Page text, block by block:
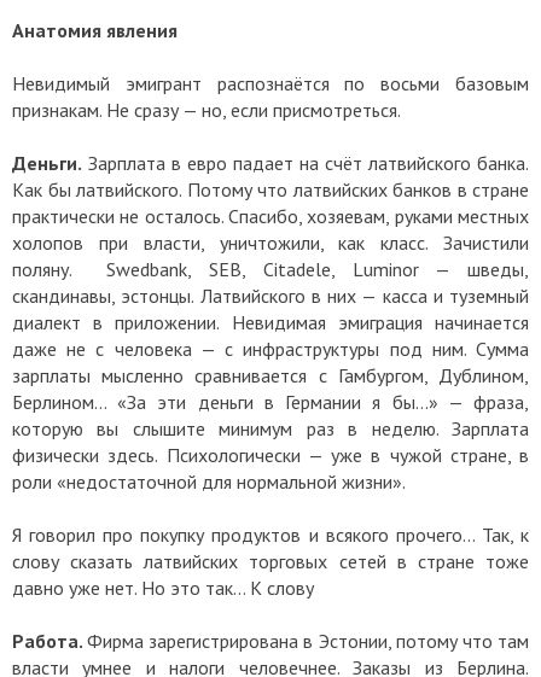
Анатомия явления
Невидимый эмигрант распознаётся по восьми базовым
признакам. Не сразу — но, если присмотреться.
Деньги. Зарплата в евро падает на счёт латвийского банка.
Как бы латвийского. Потому что латвийских банков в стране
практически не осталось. Спасибо, хозяевам, руками местных
холопов при власти, уничтожили, как класс. Зачистили
поляну. Swedbank, SEB, Citadele, Luminor — шведы,
скандинавы, эстонцы. Латвийского в них — касса и туземный
диалект в приложении. Невидимая эмиграция начинается
даже не с человека — с инфраструктуры под ним. Сумма
зарплаты мысленно сравнивается с Гамбургом, Дублином,
Берлином... «За эти деньги в Германии я бы…» — фраза,
которую вы слышите минимум раз в неделю. Зарплата
физически здесь. Психологически — уже в чужой стране, в
роли «недостаточной для нормальной жизни».
Я говорил про покупку продуктов и всякого прочего… Так, к
слову сказать латвийских торговых сетей в стране тоже
давно уже нет. Но это так… К слову
Работа.Фирма зарегистрирована в Эстонии, потому что там
власти умнее и налоги человечнее. Заказы из Берлина.